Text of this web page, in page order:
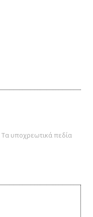
Τα υποχρεωτικά πεδία